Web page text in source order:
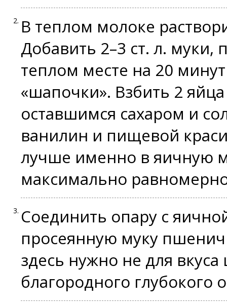
В теплом молоке
Добавить 2–3 ст. л. муки,
теплом месте на 20
«шапочки». Взбить 2
оставшимся сахаром и
ванилин и пищевой
лучше именно в яичную
максимально
Соединить опару с
просеянную муку
здесь нужно не для
благородного глубокого